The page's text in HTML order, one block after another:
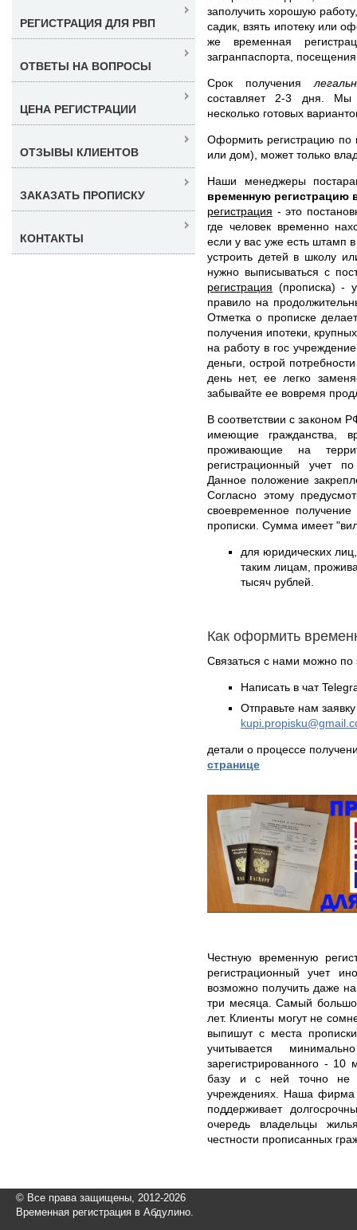
заполучить хорошую
садик, взять ипотеку или
же временная
загранпаспорта,
Срок получения
составляет 2-3 дня. Мы
несколько готовых
Оформить регистрацию по
или дом), может только
Наши менеджеры
временную регистрацию
регистрация - это
где человек временно
если у вас уже есть штамп
устроить детей в школу
нужно выписываться с
регистрация (прописка) -
правило на
Отметка о прописке
получения ипотеки,
на работу в гос
деньги, острой
день нет, ее легко
забывайте ее вовремя
В соответствии с законом
имеющие гражданства,
проживающие на
регистрационный учет
Данное положение
Согласно этому
своевременное
прописки. Сумма имеет
для юридических
таким лицам,
тысяч рублей.
Как оформить
Связаться с нами можно по
Написать в чат
Отправьте нам
детали о процессе
странице
Честную временную
регистрационный учет
возможно получить даже
три месяца. Самый
лет. Клиенты могут не
выпишут с места
учитывается
зарегистрированного -
базу и с ней точно не
учреждениях. Наша фирма
поддерживает
очередь владельцы
честности прописанных
РЕГИСТРАЦИЯ ДЛЯ РВП
ОТВЕТЫ НА ВОПРОСЫ
ЦЕНА РЕГИСТРАЦИИ
ОТЗЫВЫ КЛИЕНТОВ
ЗАКАЗАТЬ ПРОПИСКУ
КОНТАКТЫ
© Все права защищены, 2012-2026
Временная регистрация в Абдулино.